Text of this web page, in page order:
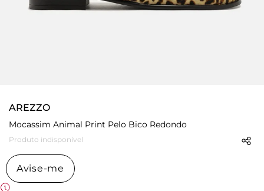
AREZZO
Mocassim Animal Print Pelo Bico Redondo
Produto indisponível
Avise-me